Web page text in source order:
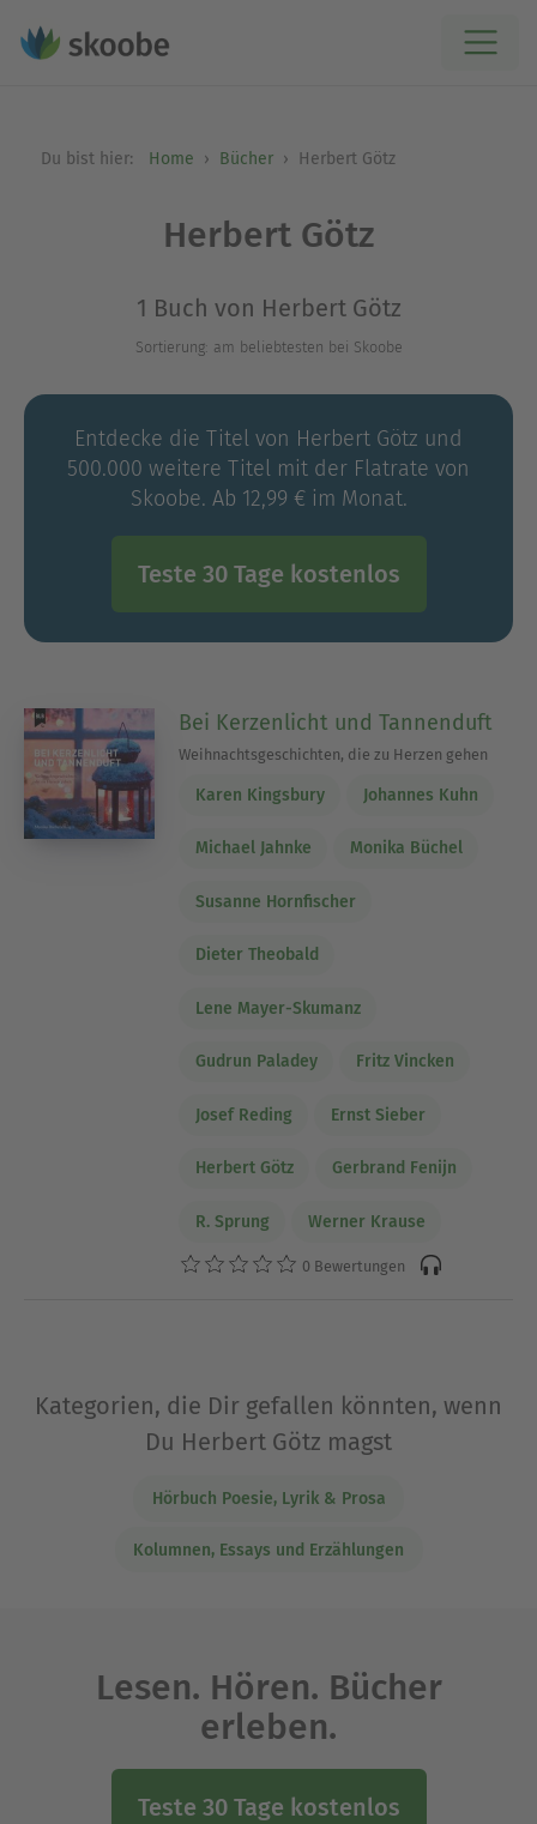
Du bist hier: Home Bücher Herbert Götz
Herbert Götz
1 Buch von Herbert Götz
Sortierung: am beliebtesten bei Skoobe
Entdecke die Titel von Herbert Götz und
500.000 weitere Titel mit der Flatrate von
Skoobe. Ab 12,99 € im Monat.
Teste 30 Tage kostenlos
Bei Kerzenlicht und Tannenduft
Weihnachtsgeschichten, die zu Herzen gehen
Karen Kingsbury Johannes Kuhn
Michael Jahnke Monika Büchel
Susanne Hornfischer
Dieter Theobald
Lene Mayer-Skumanz
Gudrun Paladey Fritz Vincken
Josef Reding Ernst Sieber
Herbert Götz Gerbrand Fenijn
R. Sprung Werner Krause
0 Bewertungen
Kategorien, die Dir gefallen könnten, wenn
Du Herbert Götz magst
Hörbuch Poesie, Lyrik & Prosa
Kolumnen, Essays und Erzählungen
Lesen. Hören. Bücher
erleben.
Teste 30 Tage kostenlos